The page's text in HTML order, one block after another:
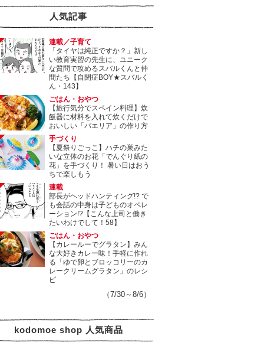
人気記事
連載／子育て
「タイヤは純正ですか？」新し
い教育実習の先生に、ユニーク
な質問で攻めるスバルくんと仲
間たち【自閉症BOY★スバルく
ん・143】
ごはん・おやつ
【旅行気分でスペイン料理】炊
飯器に材料を入れて炊くだけで
おいしい「パエリア」の作り方
手づくり
【夏祭りごっこ】ハチの巣みた
いな立体のお花「でんぐり紙の
花」を手づくり！ 暑い日はおう
ちで楽しもう
連載
部長がヘッドハンティング!? で
も会話の中身は子どものオペレ
ーション!?【こんな上司と働き
たいわけでして！58】
ごはん・おやつ
【カレールーでグラタン】みん
な大好きカレー味！手軽に作れ
る「ゆで卵とブロッコリーのカ
レークリームグラタン」のレシ
ピ
（7/30～8/6）
kodomoe shop 人気商品